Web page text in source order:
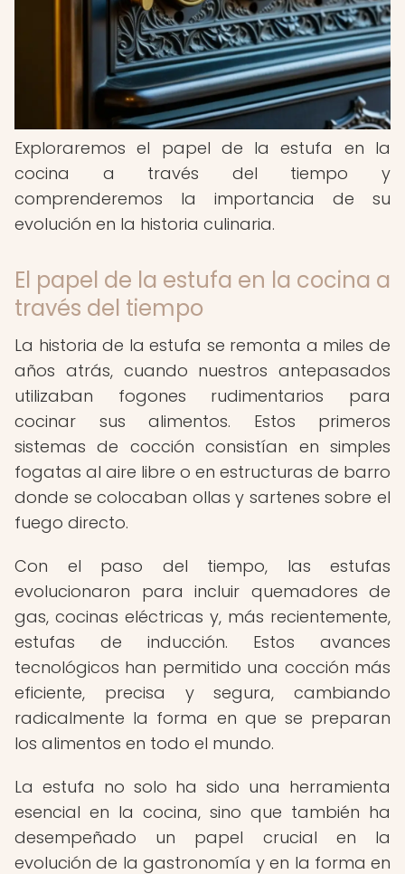
Exploraremos el papel de la estufa en la
cocina a través del tiempo y
comprenderemos la importancia de su
evolución en la historia culinaria.
El papel de la estufa en la cocina a
través del tiempo
La historia de la estufa se remonta a miles de
años atrás, cuando nuestros antepasados
utilizaban fogones rudimentarios para
cocinar sus alimentos. Estos primeros
sistemas de cocción consistían en simples
fogatas al aire libre o en estructuras de barro
donde se colocaban ollas y sartenes sobre el
fuego directo.
Con el paso del tiempo, las estufas
evolucionaron para incluir quemadores de
gas, cocinas eléctricas y, más recientemente,
estufas de inducción. Estos avances
tecnológicos han permitido una cocción más
eficiente, precisa y segura, cambiando
radicalmente la forma en que se preparan
los alimentos en todo el mundo.
La estufa no solo ha sido una herramienta
esencial en la cocina, sino que también ha
desempeñado un papel crucial en la
evolución de la gastronomía y en la forma en